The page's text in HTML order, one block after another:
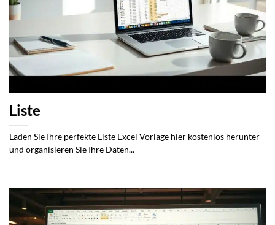
Liste
Laden Sie Ihre perfekte Liste Excel Vorlage hier kostenlos herunter
und organisieren Sie Ihre Daten...